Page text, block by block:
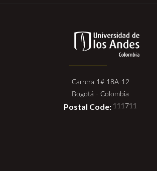
Carrera 1# 18A-12
Bogotá - Colombia
Postal Code: 111711